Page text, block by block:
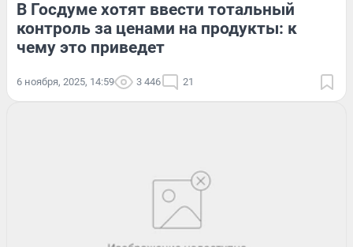
В Госдуме хотят ввести тотальный
контроль за ценами на продукты: к
чему это приведет
6 ноября, 2025, 14:59 3 446 21